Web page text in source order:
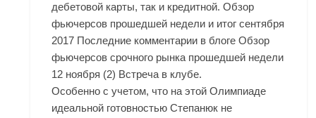
дебетовой карты, так и кредитной. Обзор
фьючерсов прошедшей недели и итог сентября
2017 Последние комментарии в блоге Обзор
фьючерсов срочного рынка прошедшей недели
12 ноября (2) Встреча в клубе.
Особенно с учетом, что на этой Олимпиаде
идеальной готовностью Степанюк не